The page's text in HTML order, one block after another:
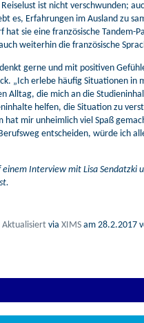
ist nicht verschwunden;
es, Erfahrungen im Ausland zu
hat sie eine französische Tandem-
weiterhin die französische
gerne und mit positiven
„Ich erlebe häufig Situationen in
Alltag, die mich an die
helfen, die Situation zu
hat mir unheimlich viel Spaß
entscheiden, würde ich
Interview mit Lisa Sendatzki
Aktualisiertvia XIMSam 28.2.2017